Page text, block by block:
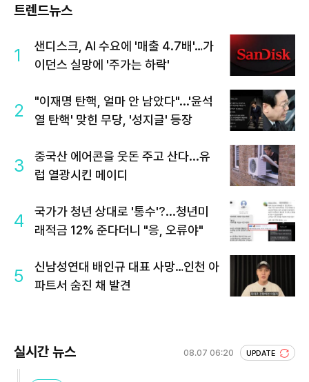
트렌드뉴스
1
샌디스크, AI 수요에 '매출 4.7배'…가
이던스 실망에 '주가는 하락'
2
"이재명 탄핵, 얼마 안 남았다"...'윤석
열 탄핵' 맞힌 무당, '성지글' 등장
3
중국산 에어콘을 웃돈 주고 산다...유
럽 열광시킨 메이디
4
국가가 청년 상대로 '통수'?...청년미
래적금 12% 준다더니 "응, 오류야"
5
신남성연대 배인규 대표 사망…인천 아
파트서 숨진 채 발견
실시간 뉴스 08.07 06:20 UPDATE